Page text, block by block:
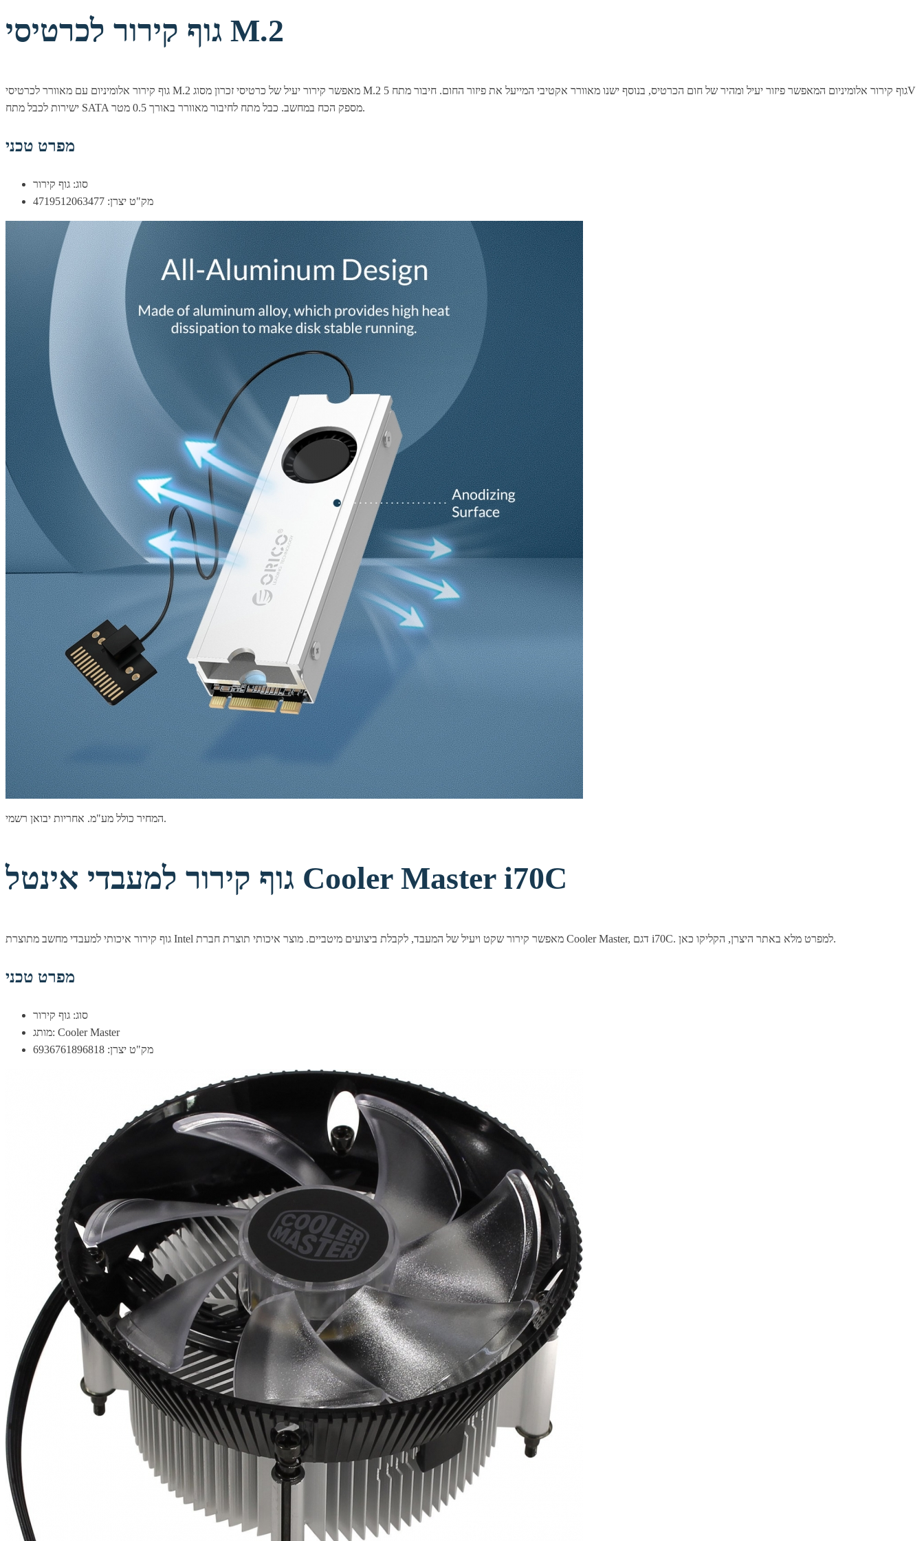
גוף קירור לכרטיסי M.2
גוף קירור אלומיניום עם מאוורר לכרטיסי M.2 מאפשר קירור יעיל של כרטיסי זכרון מסוג M.2 גוף קירור אלומיניום המאפשר פיזור יעיל ומהיר של חום הכרטיס, בנוסף ישנו מאוורר אקטיבי המייעל את פיזור החום. חיבור מתח 5V
ישירות לכבל מתח SATA מספק הכח במחשב. כבל מתח לחיבור מאוורר באורך 0.5 מטר.
מפרט טכני
סוג: גוף קירור
מק"ט יצרן: 4719512063477
המחיר כולל מע"מ. אחריות יבואן רשמי.
גוף קירור למעבדי אינטל Cooler Master i70C
גוף קירור איכותי למעבדי מחשב מתוצרת Intel מאפשר קירור שקט ויעיל של המעבד, לקבלת ביצועים מיטביים. מוצר איכותי תוצרת חברת Cooler Master, דגם i70C. למפרט מלא באתר היצרן, הקליקו כאן.
מפרט טכני
סוג: גוף קירור
מותג: Cooler Master
מק"ט יצרן: 6936761896818